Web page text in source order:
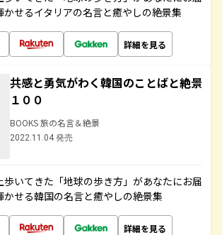
かせるイタリアの名言と癒やしの絶景集
詳細を見る
共感と勇気がわく韓国のことばと絶景
１００
BOOKS 旅の名言＆絶景
2022.11.04 発売
いてきた「地球の歩き方」があなたにお届
かせる韓国の名言と癒やしの絶景集
詳細を見る